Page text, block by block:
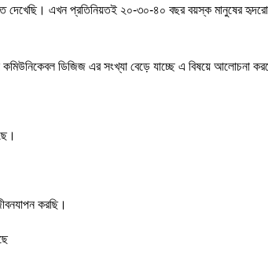
দেখেছি। এখন প্রতিনিয়তই ২০-৩০-৪০ বছর বয়স্ক মানুষের
ডিজিজ এর সংখ্যা বেড়ে যাচ্ছে এ বিষয়ে আলোচনা
করছি।